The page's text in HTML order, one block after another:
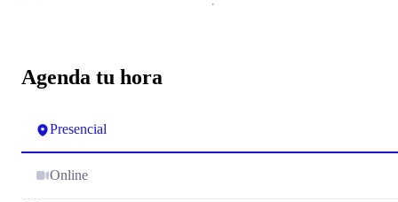
Agenda tu hora
Presencial
Online